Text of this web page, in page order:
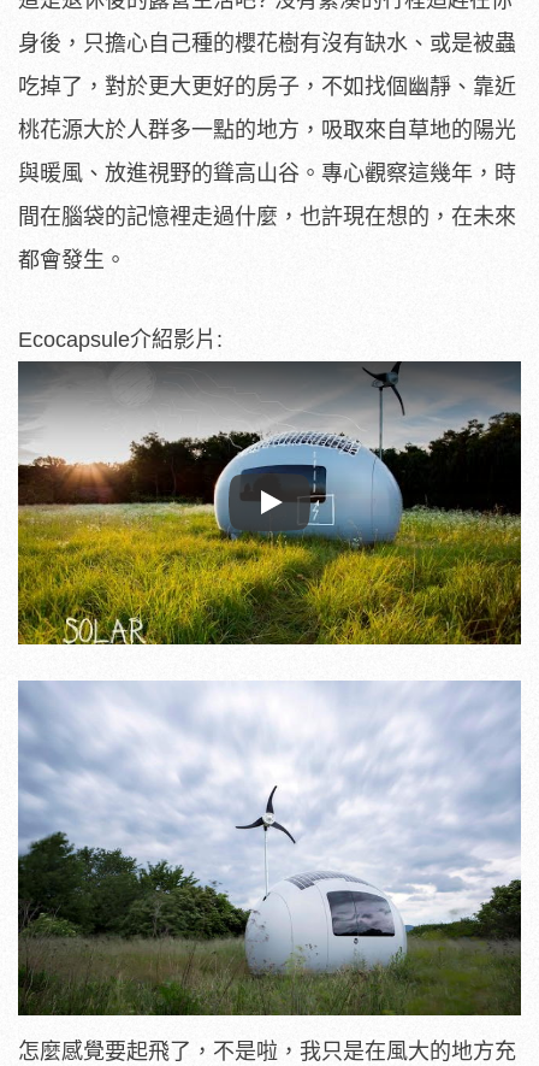
身後，只擔心自己種的櫻花樹有沒有缺水、或是被蟲
吃掉了，對於更大更好的房子，不如找個幽靜、靠近
桃花源大於人群多一點的地方，吸取來自草地的陽光
與暖風、放進視野的聳高山谷。專心觀察這幾年，時
間在腦袋的記憶裡走過什麼，也許現在想的，在未來
都會發生。
Ecocapsule介紹影片:
Play
怎麼感覺要起飛了，不是啦，我只是在風大的地方充